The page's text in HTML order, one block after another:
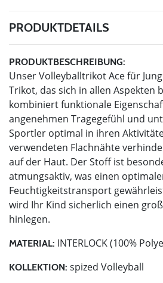
PRODUKTDETAILS
PRODUKTBESCHREIBUNG:
Unser Volleyballtrikot Ace für
Trikot, das sich in allen Aspekten
kombiniert funktionale
angenehmen Tragegefühl und
Sportler optimal in ihren
verwendeten Flachnähte
auf der Haut. Der Stoff ist
atmungsaktiv, was einen
Feuchtigkeitstransport
wird Ihr Kind sicherlich einen
hinlegen.
MATERIAL: INTERLOCK (100%
KOLLEKTION: spized Volleyball